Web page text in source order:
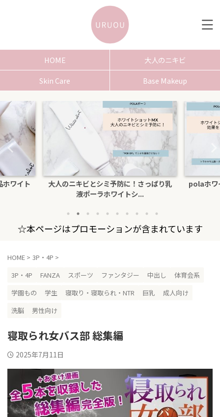
HOME
大人のニキビ
Skin Care
Base Makeup
っぱり乳
polaホワイトショットクリームRXSの効
果を口コミ
色白に
☆本ページはプロモーションが含まれています
HOME > 3P・4P >
3P・4P
FANZA スポーツ ファンタジー 中出し
体育会系
学園もの
学生 寝取り・寝取られ・NTR 巨乳
成人向け
洗脳
男性向け
寝取られ女バス部 総集編
2025年7月11日